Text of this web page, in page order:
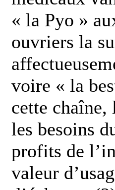
« la Pyo »
ouvriers la
voire « la
cette chaîne,
les besoins
profits de
valeur